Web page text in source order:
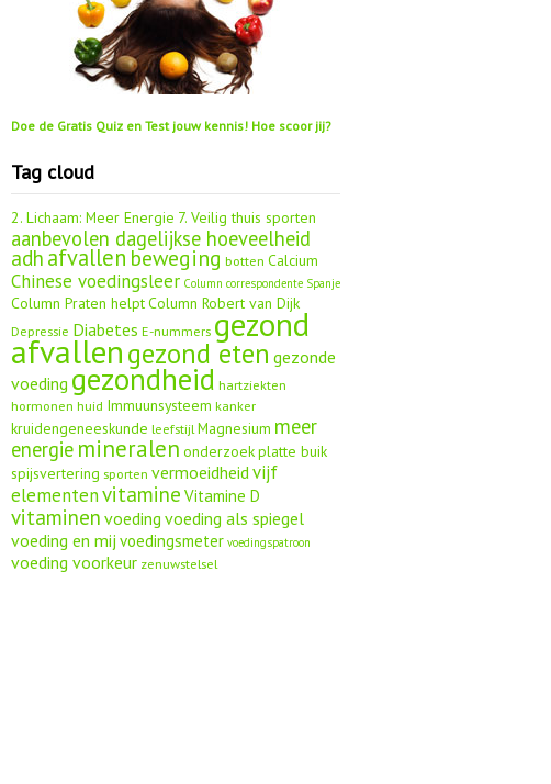
Doe de Gratis Quiz en Test jouw kennis! Hoe scoor jij?
Tag cloud
2. Lichaam: Meer Energie 7. Veilig thuis sporten
aanbevolen dagelijkse hoeveelheid
adh afvallen beweging botten Calcium
Chinese voedingsleer Column correspondente Spanje
Column Praten helptColumn Robert van Dijk
Depressie Diabetes E-nummers gezond
afvallengezond eten gezonde
voeding gezondheid hartziekten
hormonen huid Immuunsysteem kanker
kruidengeneeskunde leefstijl Magnesium meer
energie mineralen onderzoekplatte buik
spijsvertering sporten vermoeidheidvijf
elementenvitamine Vitamine D
vitaminen voeding voeding als spiegel
voeding en mij voedingsmeter voedingspatroon
voeding voorkeur zenuwstelsel